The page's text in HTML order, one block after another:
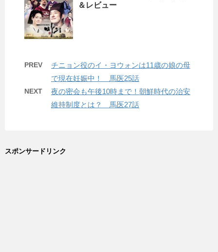
＆レビュー
PREV
チニョン役のイ・ヨウォンは11歳の娘の母
で現在妊娠中！ 馬医25話
NEXT
夜の密会も午後10時まで！朝鮮時代の治安
維持制度とは？ 馬医27話
スポンサードリンク